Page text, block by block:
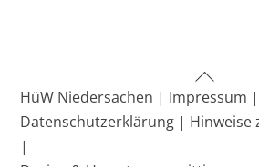
Back
To
Top
HüW Niedersachen | Impressum |
Datenschutzerklärung | Hinweise
|